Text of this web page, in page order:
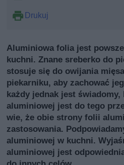
Drukuj
Aluminiowa folia jest
kuchni. Znane sreberko do
stosuje się do owijania
piekarniku, aby zachować
każdy jednak jest
aluminiowej jest do tego
wie, że obie strony folii
zastosowania.
aluminiowej w kuchni.
aluminiowej jest